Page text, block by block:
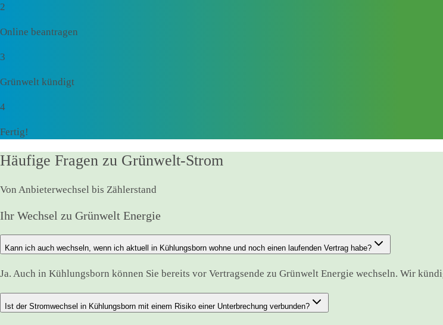
2
Online beantragen
3
Grünwelt kündigt
4
Fertig!
Häufige Fragen zu Grünwelt-Strom
Von Anbieterwechsel bis Zählerstand
Ihr Wechsel zu Grünwelt Energie
Kann ich auch wechseln, wenn ich aktuell in Kühlungsborn wohne und noch einen laufenden Vertrag habe?
Ja. Auch in Kühlungsborn können Sie bereits vor Vertragsende zu Grünwelt Energie wechseln. Wir
Ist der Stromwechsel in Kühlungsborn mit einem Risiko einer Unterbrechung verbunden?